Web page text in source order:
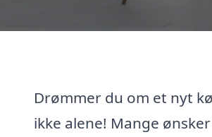
Drømmer du om et nyt
ikke alene! Mange